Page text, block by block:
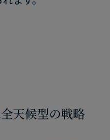
天​候型の​戦略